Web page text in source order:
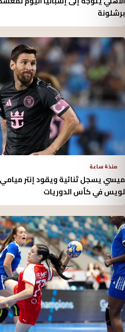
برشلونة
منذ 4 ساعة
ميسي يسجل ثنائية ويقود إنتر
لويس في كأس الدوريات